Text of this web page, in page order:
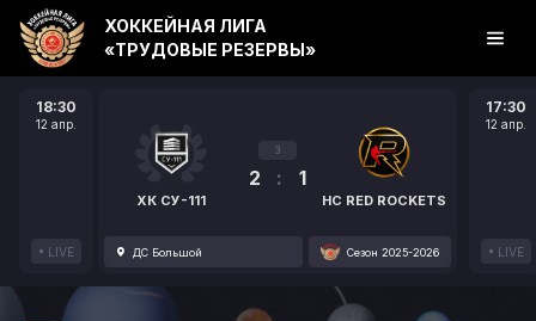
18:30
12 апр.
LIVE
ХК СУ-111
3
2 : 1
HC RED ROCKETS
ДС Большой Сезон 2025-2026
17:30
12 апр.
LIVE
ХОККЕЙНАЯ ЛИГА
«ТРУДОВЫЕ РЕЗЕРВЫ»